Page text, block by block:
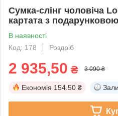
Сумка-слінг чоловіча
картата з
В наявності
Код: 178
Роздріб
2 935,50 ₴ 3 090 ₴
Економія 154.50 ₴